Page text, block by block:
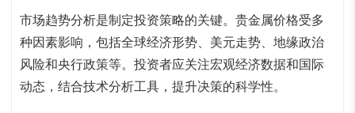
市场趋势分析是制定投资策略的关键。贵金属价格受多
种因素影响，包括全球经济形势、美元走势、地缘政治
风险和央行政策等。投资者应关注宏观经济数据和国际
动态，结合技术分析工具，提升决策的科学性。